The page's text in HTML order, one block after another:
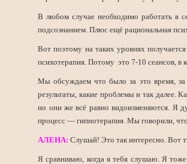
В любом случае необходимо работать в
подсознанием. Плюс ещё рациональная
Вот поэтому на таких уровнях
психотерапия. Потому это 7-10 сеансов, в
Мы обсуждаем что было за это время,
результаты, какие проблемы и так далее.
но они же всё равно видоизменяются. Я
процесс — гипнотерапия. Мы говорили, что
АЛЕНА: Слушай! Это так интересно. Вот
Я сравниваю, когда я тебя слушаю. Я